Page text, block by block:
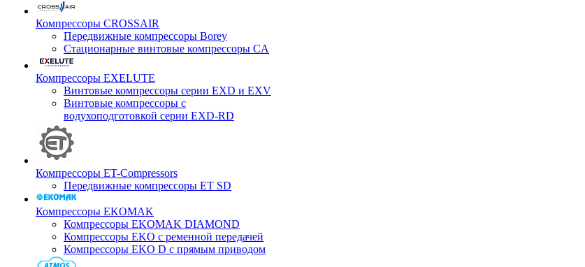
Компрессоры CROSSAIR
Передвижные компрессоры Borey
Стационарные винтовые компрессоры CA
Компрессоры EXELUTE
Винтовые компрессоры серии EXD и EXV
Винтовые компрессоры с
водухоподготовкой серии EXD-RD
Компрессоры ET-Compressors
Передвижные компрессоры ET SD
Компрессоры EKOMAK
Компрессоры EKOMAK DIAMOND
Компрессоры EKO c ременной передачей
Компрессоры EKO D с прямым приводом